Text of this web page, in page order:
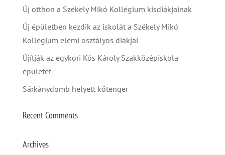
Új otthon a Székely Mikó Kollégium kisdiákjainak
Új épületben kezdik az iskolát a Székely Mikó
Kollégium elemi osztályos diákjai
Újítják az egykori Kós Károly Szakközépiskola
épületét
Sárkánydomb helyett kőtenger
Recent Comments
Archives